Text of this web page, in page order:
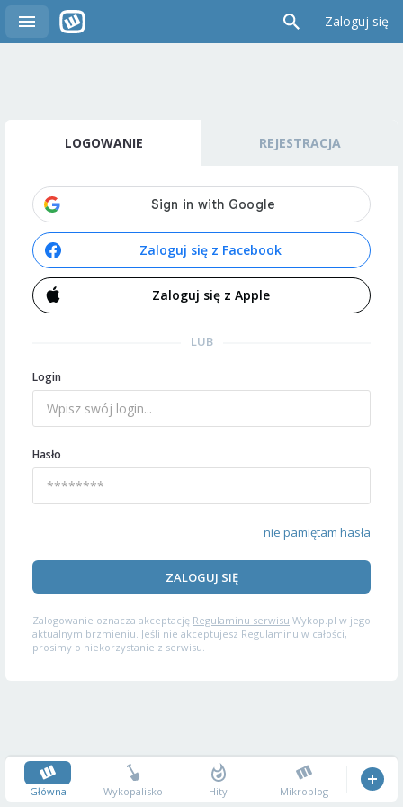
Zaloguj się
LOGOWANIE REJESTRACJA
Zaloguj się z Facebook
Zaloguj się z Apple
LUB
Login
Hasło
nie pamiętam hasła
ZALOGUJ SIĘ
Zalogowanie oznacza akceptację Regulaminu serwisu Wykop.pl w jego
aktualnym brzmieniu. Jeśli nie akceptujesz Regulaminu w całości,
prosimy o niekorzystanie z serwisu.
Główna Wykopalisko Hity Mikroblog